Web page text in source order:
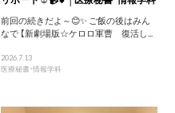
前回の続きだよ～😊✨ ご飯の後はみん
なで 【新劇場版☆ケロロ軍曹 復活し...
2026.7.13
医療秘書・情報学科